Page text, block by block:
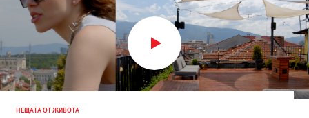
НЕЩАТА ОТ ЖИВОТА